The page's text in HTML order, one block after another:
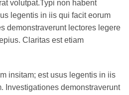
volutpat.Typi non habent
legentis in iis qui facit eorum
demonstraverunt lectores legere
Claritas est etiam
insitam; est usus legentis in iis
Investigationes demonstraverunt